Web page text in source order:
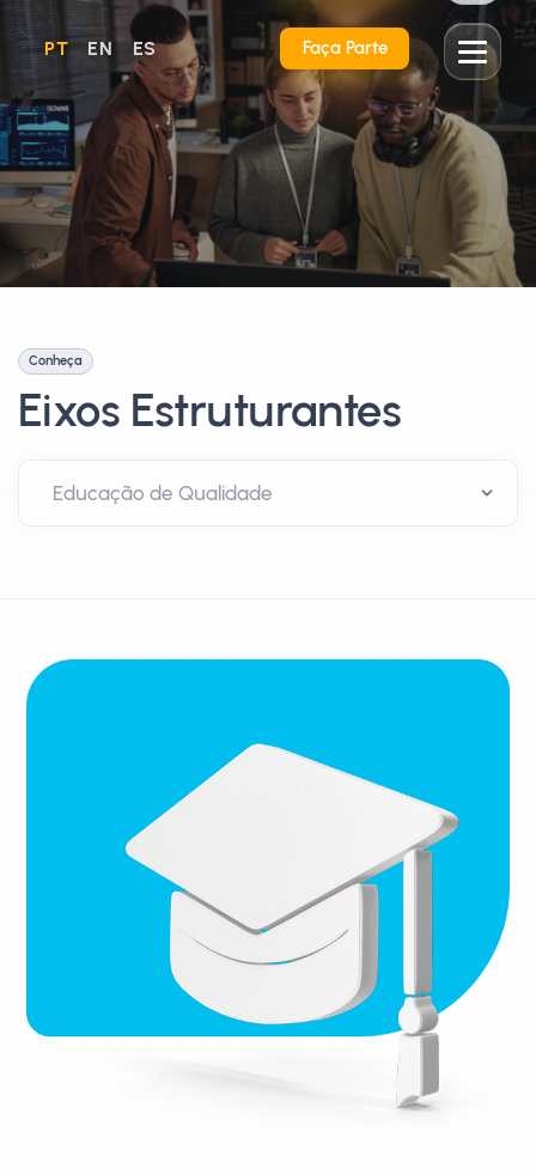
PT EN ES Faça Parte
Conheça
Eixos Estruturantes